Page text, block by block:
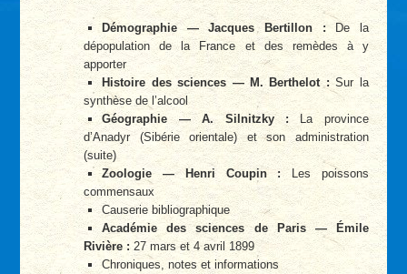
Démographie — Jacques Bertillon :De la
dépopulation de la France et des remèdes à y
apporter
Histoire des sciences — M. Berthelot :Sur la
synthèse de l’alcool
Géographie — A. Silnitzky :La province
d’Anadyr (Sibérie orientale) et son administration
(suite)
Zoologie — Henri Coupin : Les poissons
commensaux
Causerie bibliographique
Académie des sciences de Paris — Émile
Rivière :27 mars et 4 avril 1899
Chroniques, notes et informations